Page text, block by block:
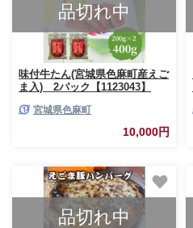
品切れ中
味付牛たん(宮城県色麻町産えご
ま入) 2パック【1123043】
宮城県色麻町
10,000円
品切れ中